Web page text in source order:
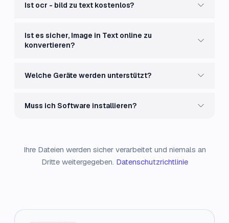
Ist ocr - bild zu text kostenlos?
Ist es sicher, Image in Text online zu
konvertieren?
Welche Geräte werden unterstützt?
Muss ich Software installieren?
Ihre Dateien werden sicher verarbeitet und niemals an
Dritte weitergegeben. Datenschutzrichtlinie